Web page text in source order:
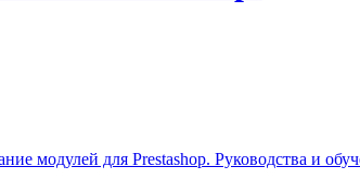
модулей для Prestashop. Руководства и